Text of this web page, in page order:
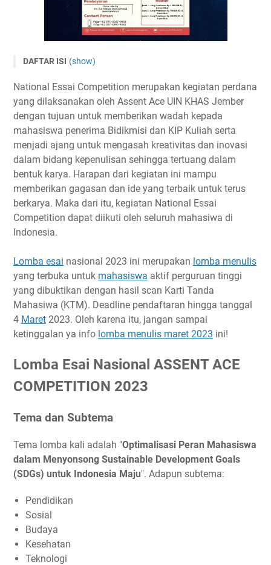
DAFTAR ISI (show)
Tema dan Subtema
Timeline
Ketentuan
Biaya Pendaftaran
Hadiah
Buku Panduan
Link Penting
Narahubung
National Essai Competition merupakan kegiatan perdana
yang dilaksanakan oleh Assent Ace UIN KHAS Jember
dengan tujuan untuk memberikan wadah kepada
mahasiswa penerima Bidikmisi dan KIP Kuliah serta
menjadi ajang untuk mengasah kreativitas dan inovasi
dalam bidang kepenulisan sehingga tertuang dalam
bentuk karya. Harapan dari kegiatan ini mampu
memberikan gagasan dan ide yang terbaik untuk terus
berkarya. Maka dari itu, kegiatan National Essai
Competition dapat diikuti oleh seluruh mahasiwa di
Indonesia.
Lomba esai nasional 2023 ini merupakan lomba menulis
yang terbuka untuk mahasiswa aktif perguruan tinggi
yang dibuktikan dengan hasil scan Karti Tanda
Mahasiwa (KTM). Deadline pendaftaran hingga tanggal
4 Maret 2023. Oleh karena itu, jangan sampai
ketinggalan ya info lomba menulis maret 2023 ini!
Lomba Esai Nasional ASSENT ACE
COMPETITION 2023
Tema dan Subtema
Tema lomba kali adalah "Optimalisasi Peran Mahasiswa
dalam Menyonsong Sustainable Development Goals
(SDGs) untuk Indonesia Maju". Adapun subtema:
Pendidikan
Sosial
Budaya
Kesehatan
Teknologi